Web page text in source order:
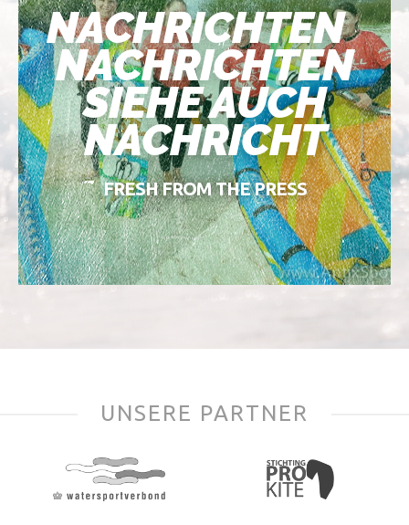
NACHRICHTEN
NACHRICHTEN
SIEHE AUCH
NACHRICHT
FRESH FROM THE PRESS
UNSERE PARTNER